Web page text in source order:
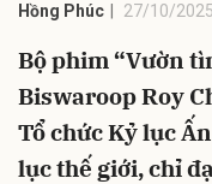
Hồng Phúc 27/10/
Bộ phim “Vườn
Biswaroop Roy
Tổ chức Kỷ lục
lục thế giới, chỉ